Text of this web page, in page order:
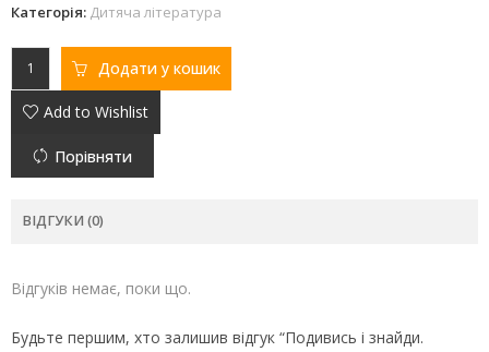
Категорія: Дитяча література
Додати у кошик
Add to Wishlist
Порівняти
ВІДГУКИ (0)
Відгуків немає, поки що.
Будьте першим, хто залишив відгук “Подивись і знайди.